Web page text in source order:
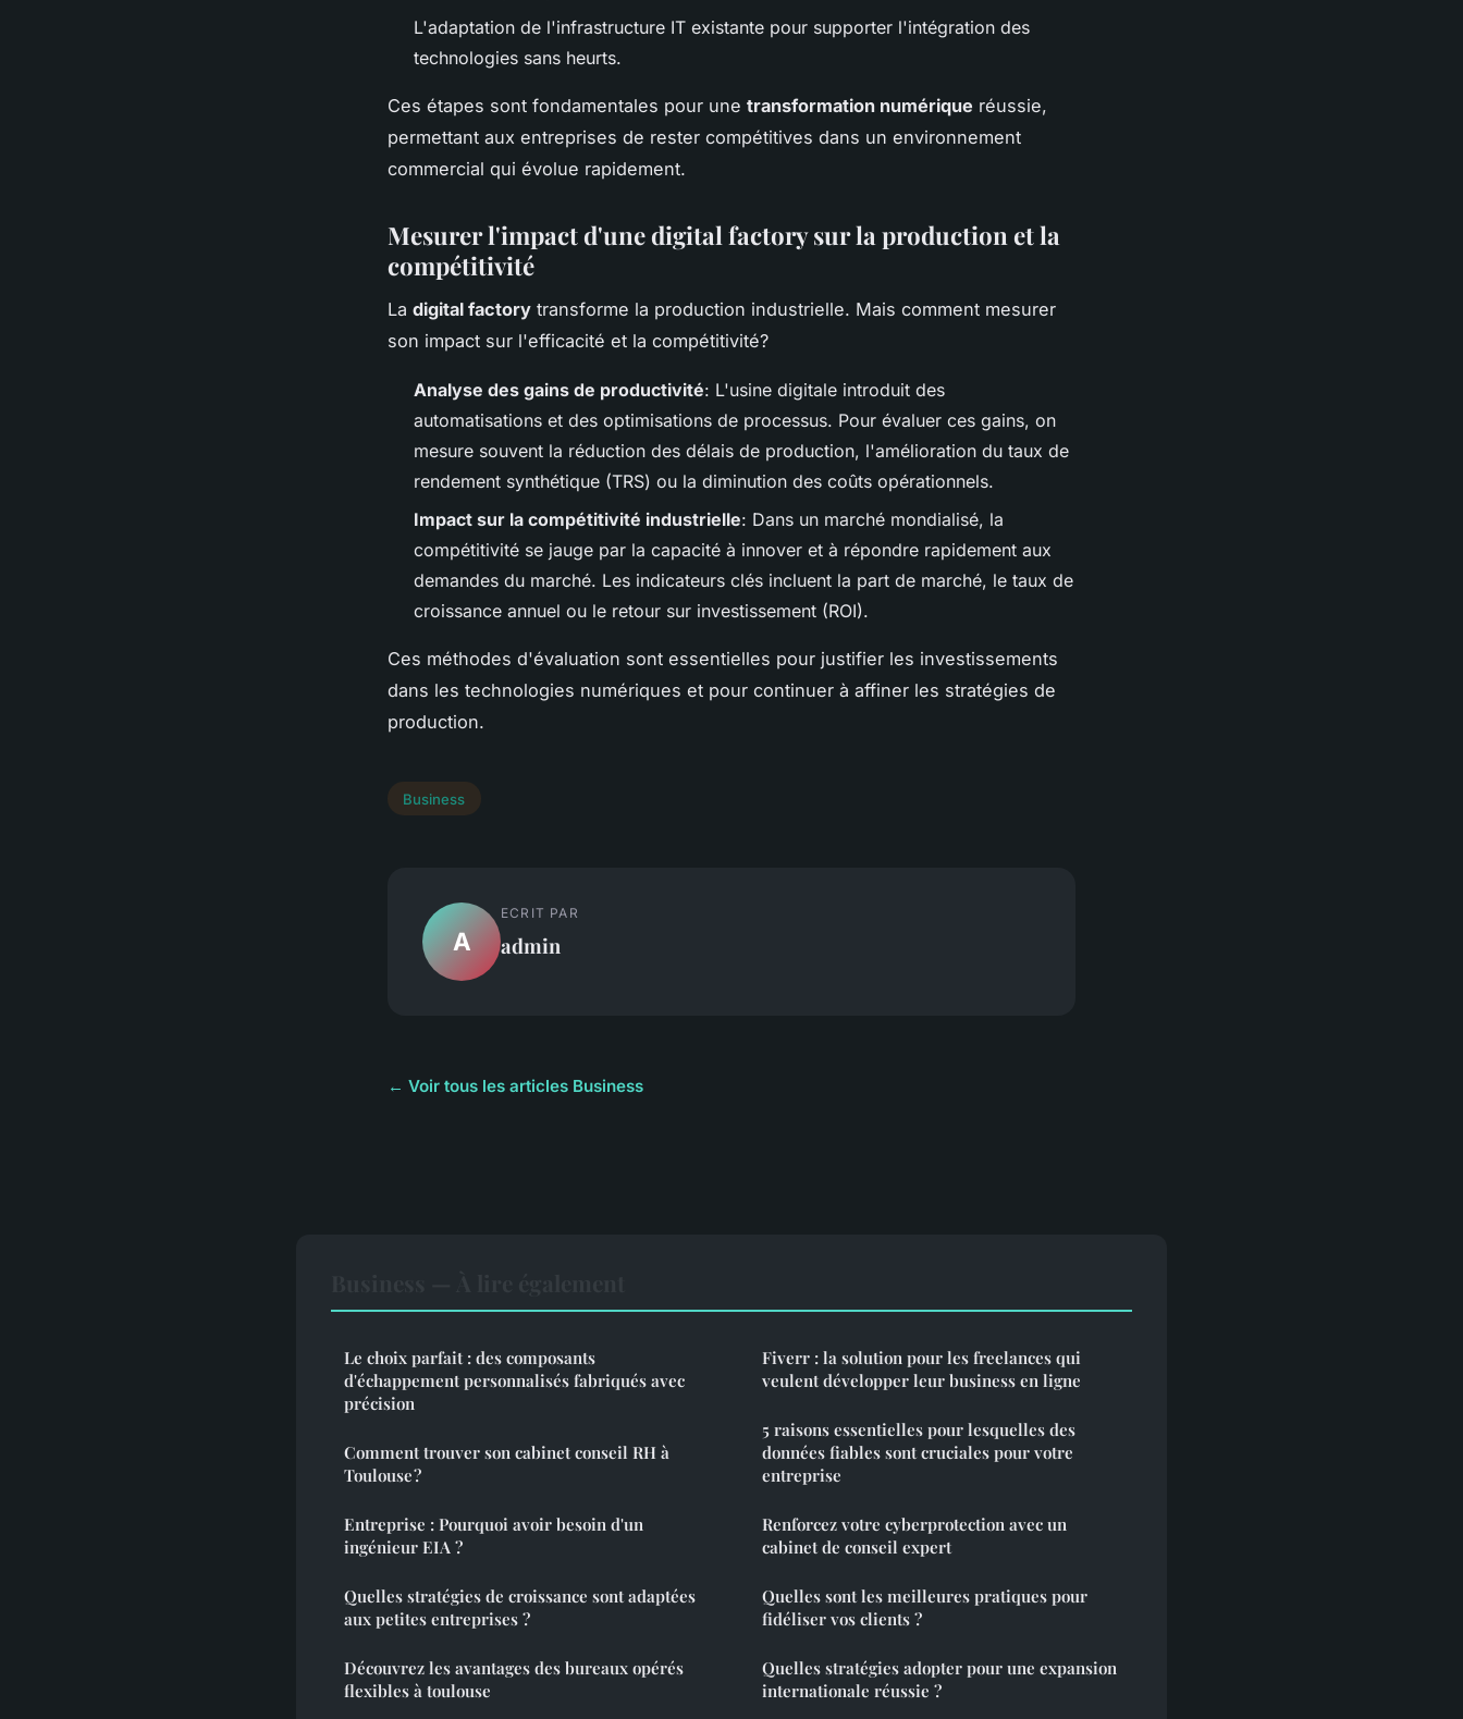
L'adaptation de l'infrastructure IT existante pour supporter l'intégration des
technologies sans heurts.
Ces étapes sont fondamentales pour une transformation numérique réussie,
permettant aux entreprises de rester compétitives dans un environnement
commercial qui évolue rapidement.
Mesurer l'impact d'une digital factory sur la production et la
compétitivité
La digital factory transforme la production industrielle. Mais comment mesurer
son impact sur l'efficacité et la compétitivité?
Analyse des gains de productivité: L'usine digitale introduit des
automatisations et des optimisations de processus. Pour évaluer ces gains, on
mesure souvent la réduction des délais de production, l'amélioration du taux de
rendement synthétique (TRS) ou la diminution des coûts opérationnels.
Impact sur la compétitivité industrielle: Dans un marché mondialisé, la
compétitivité se jauge par la capacité à innover et à répondre rapidement aux
demandes du marché. Les indicateurs clés incluent la part de marché, le taux de
croissance annuel ou le retour sur investissement (ROI).
Ces méthodes d'évaluation sont essentielles pour justifier les investissements
dans les technologies numériques et pour continuer à affiner les stratégies de
production.
Business
A
ECRIT PAR
admin
← Voir tous les articles Business
Le choix parfait : des composants
d'échappement personnalisés fabriqués avec
précision
Comment trouver son cabinet conseil RH à
Toulouse ?
Entreprise : Pourquoi avoir besoin d'un
ingénieur EIA ?
Quelles stratégies de croissance sont adaptées
aux petites entreprises ?
Découvrez les avantages des bureaux opérés
flexibles à toulouse
Fiverr : la solution pour les freelances qui
veulent développer leur business en ligne
5 raisons essentielles pour lesquelles des
données fiables sont cruciales pour votre
entreprise
Renforcez votre cyberprotection avec un
cabinet de conseil expert
Quelles sont les meilleures pratiques pour
fidéliser vos clients ?
Quelles stratégies adopter pour une expansion
internationale réussie ?